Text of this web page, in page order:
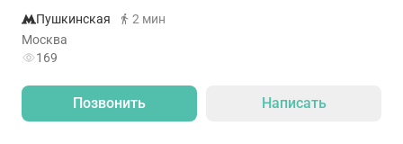
Пушкинская
2 мин
Москва
169
Позвонить Написать